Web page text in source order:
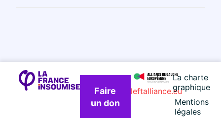
Faire
un don
La charte
graphique
Mentions
légales
leftalliance.eu